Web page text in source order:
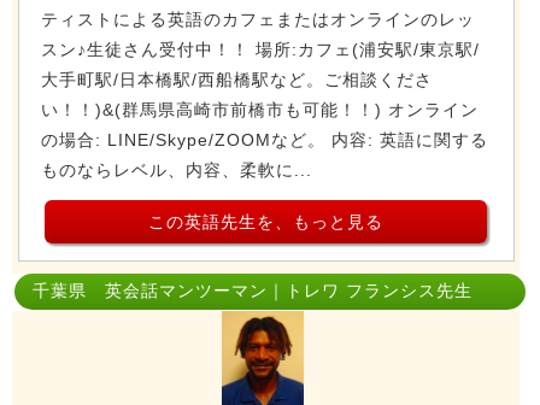
ティストによる英語のカフェまたはオンラインのレッ
スン♪生徒さん受付中！！ 場所:カフェ(浦安駅/東京駅/
大手町駅/日本橋駅/西船橋駅など。ご相談くださ
い！！)&(群馬県高崎市前橋市も可能！！) オンライン
の場合: LINE/Skype/ZOOMなど。 内容: 英語に関する
ものならレベル、内容、柔軟に...
この英語先生を、もっと見る
千葉県 英会話マンツーマン｜トレワ フランシス先生